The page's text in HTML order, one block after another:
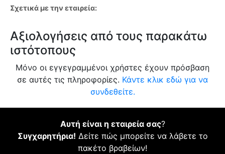
Σχετικά με την εταιρεία:
Αξιολογήσεις από τους παρακάτω
ιστότοπους
Μόνο οι εγγεγραμμένοι χρήστες έχουν πρόσβαση
σε αυτές τις πληροφορίες. Κάντε κλικ εδώ για να
συνδεθείτε.
Αυτή είναι η εταιρεία σας?
Συγχαρητήρια! Δείτε πώς μπορείτε να λάβετε το
πακέτο βραβείων!